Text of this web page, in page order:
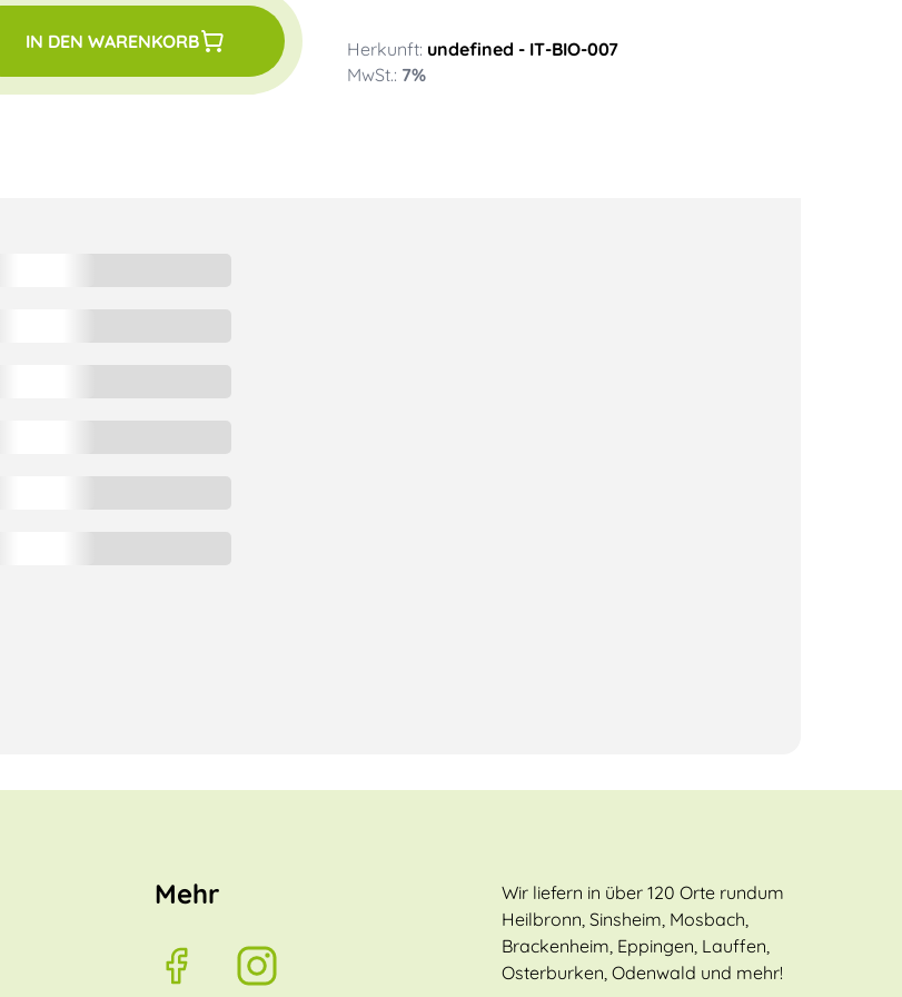
Herkunft: undefined - IT-BIO-007
MwSt.: 7%
IN DEN WARENKORB
Mehr
Wir liefern in über 120 Orte rundum
Heilbronn, Sinsheim, Mosbach,
Brackenheim, Eppingen, Lauffen,
Osterburken, Odenwald und mehr!